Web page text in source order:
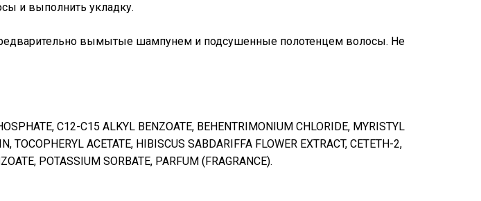
и выполнить укладку.
вымытые шампунем и подсушенные полотенцем волосы. Не
C12-C15 ALKYL BENZOATE, BEHENTRIMONIUM CHLORIDE, MYRISTYL
TOCOPHERYL ACETATE, HIBISCUS SABDARIFFA FLOWER EXTRACT, CETETH-2,
POTASSIUM SORBATE, PARFUM (FRAGRANCE).